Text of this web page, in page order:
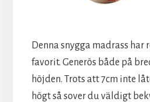
Denna snygga madrass
favorit. Generös både på
höjden. Trots att 7cm inte
högt så sover du väldigt